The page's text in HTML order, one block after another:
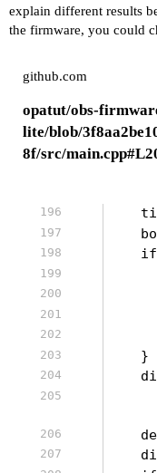
explain different results
the firmware, you could
github.com
opatut/obs-
lite/blob/
8f/src/
    }